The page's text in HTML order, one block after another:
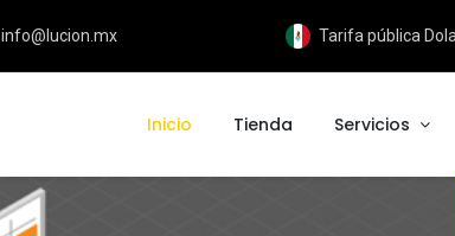
info@lucion.mx Tarifa pública
Inicio Tienda Servicios